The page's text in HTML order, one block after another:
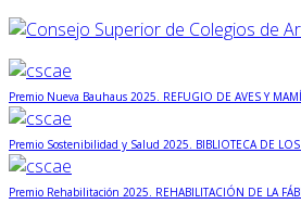
Premio Nueva Bauhaus 2025. REFUGIO DE AVES Y
Premio Sostenibilidad y Salud 2025. BIBLIOTECA DE
Premio Rehabilitación 2025. REHABILITACIÓN DE LA